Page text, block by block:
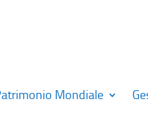
Mondiale